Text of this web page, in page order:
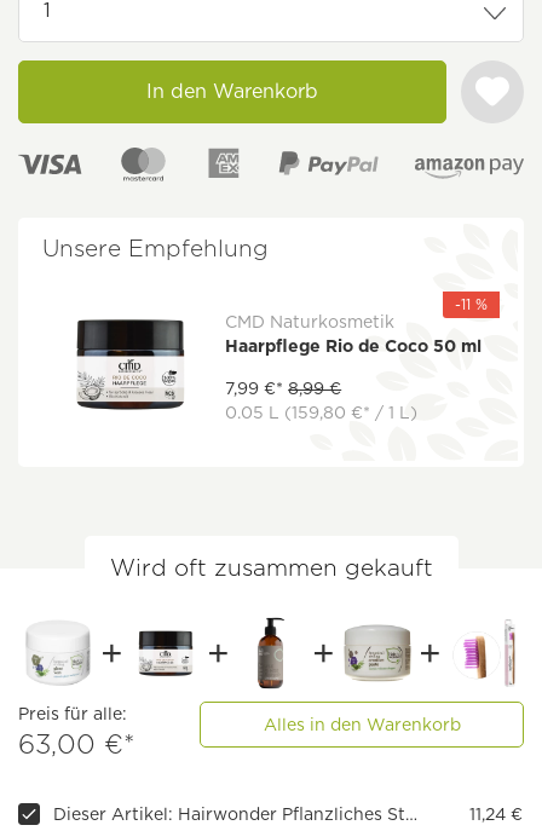
In den Warenkorb
Unsere Empfehlung
-11 %
CMD Naturkosmetik
Haarpflege Rio de Coco 50 ml
7,99 €* 8,99 €
0.05 L (159,80 €* / 1 L)
Wird oft zusammen gekauft
Preis für alle:
63,00 €*
Alles in den Warenkorb
Dieser Artikel: Hairwonder Pflanzliches Styling Glanzwachs
11,24 €